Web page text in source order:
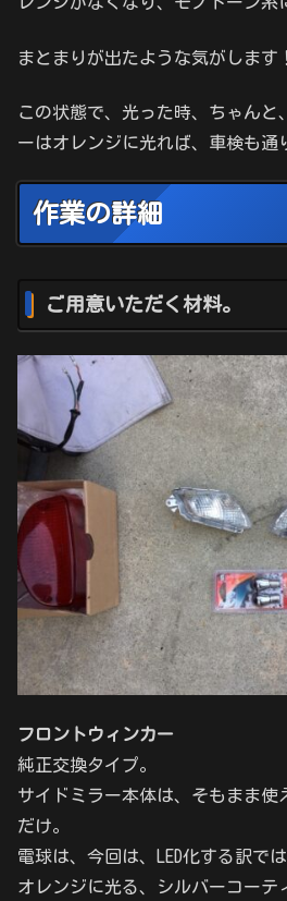
まとまりが出たような気がします！
この状態で、光った時、ちゃんと
ーはオレンジに光れば、車検も通
作業の詳細
ご用意いただく材料。
フロントウィンカー
純正交換タイプ。
サイドミラー本体は、そもまま使
だけ。
電球は、今回は、LED化する訳で
オレンジに光る、シルバーコーテ